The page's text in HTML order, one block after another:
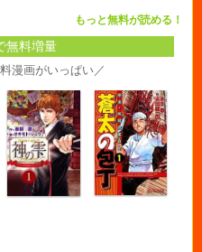
もっと無料が読める！
無料増量
漫画がいっぱい／